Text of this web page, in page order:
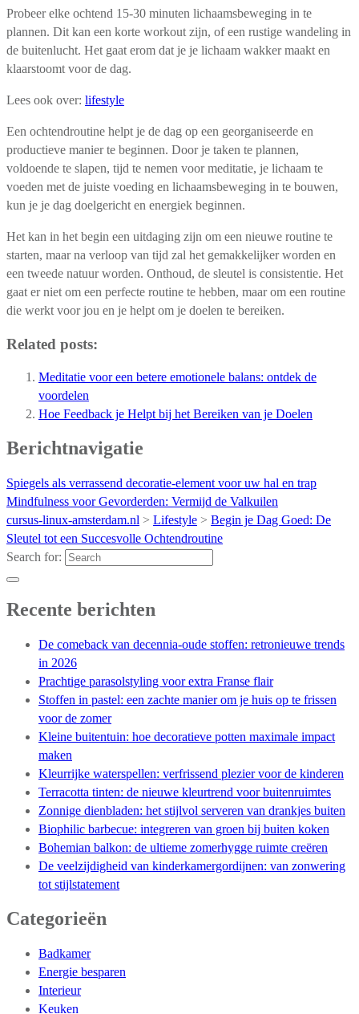
Probeer elke ochtend 15-30 minuten lichaamsbeweging in te
plannen. Dit kan een korte workout zijn, of een rustige wandeling in
de buitenlucht. Het gaat erom dat je je lichaam wakker maakt en
klaarstoomt voor de dag.
Lees ook over: lifestyle
Een ochtendroutine helpt je de dag op een georganiseerde en
productieve manier te beginnen. Door je taken te plannen,
voldoende te slapen, tijd te nemen voor meditatie, je lichaam te
voeden met de juiste voeding en lichaamsbeweging in te bouwen,
kun je je dag doelgericht en energiek beginnen.
Het kan in het begin een uitdaging zijn om een nieuwe routine te
starten, maar na verloop van tijd zal het gemakkelijker worden en
een tweede natuur worden. Onthoud, de sleutel is consistentie. Het
gaat er niet om een perfecte routine te hebben, maar om een routine
die werkt voor jou en je helpt om je doelen te bereiken.
Related posts:
Meditatie voor een betere emotionele balans: ontdek de
voordelen
Hoe Feedback je Helpt bij het Bereiken van je Doelen
Berichtnavigatie
Spiegels als verrassend decoratie-element voor uw hal en trap
Mindfulness voor Gevorderden: Vermijd de Valkuilen
cursus-linux-amsterdam.nl > Lifestyle > Begin je Dag Goed: De
Sleutel tot een Succesvolle Ochtendroutine
Search for:
Recente berichten
De comeback van decennia-oude stoffen: retronieuwe trends
in 2026
Prachtige parasolstyling voor extra Franse flair
Stoffen in pastel: een zachte manier om je huis op te frissen
voor de zomer
Kleine buitentuin: hoe decoratieve potten maximale impact
maken
Kleurrijke waterspellen: verfrissend plezier voor de kinderen
Terracotta tinten: de nieuwe kleurtrend voor buitenruimtes
Zonnige dienbladen: het stijlvol serveren van drankjes buiten
Biophilic barbecue: integreren van groen bij buiten koken
Bohemian balkon: de ultieme zomerhygge ruimte creëren
De veelzijdigheid van kinderkamergordijnen: van zonwering
tot stijlstatement
Categorieën
Badkamer
Energie besparen
Interieur
Keuken